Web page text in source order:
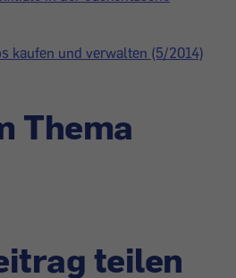
kaufen und verwalten (5/2014)
Thema
teilen